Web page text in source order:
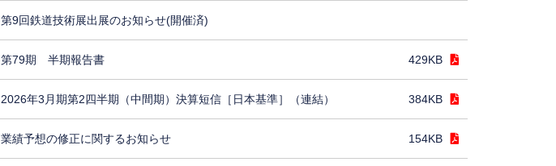
第9回鉄道技術展出展のお知らせ(開催済)
第79期 半期報告書 429KB
2026年3月期第2四半期（中間期）決算短信［日本基準］（連結） 384KB
業績予想の修正に関するお知らせ 154KB